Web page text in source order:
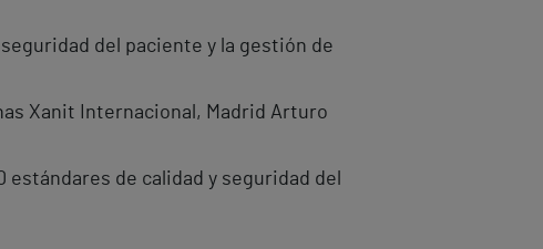
del paciente y la gestión de
Xanit Internacional, Madrid Arturo
estándares de calidad y seguridad del